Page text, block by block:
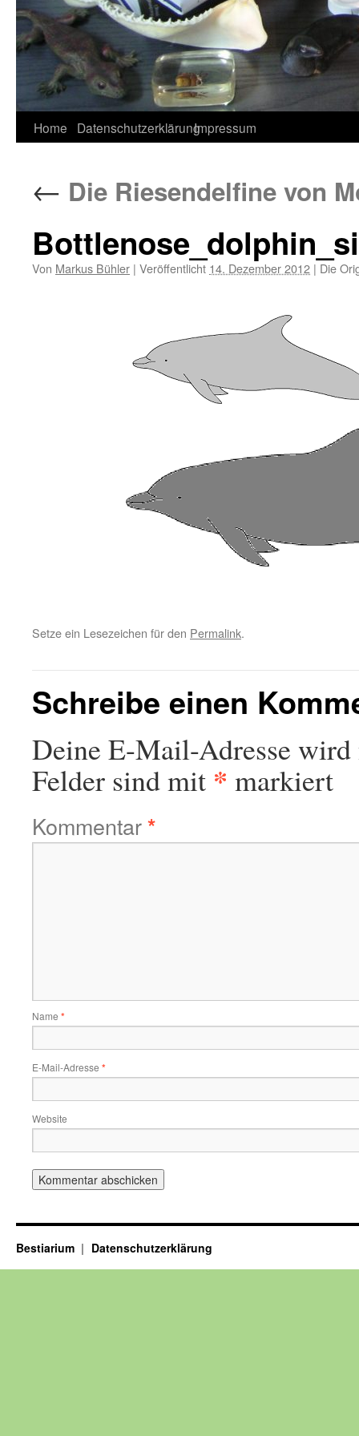
Home DatenschutzerklärungImpressum
← Die Riesendelfine von
Von Markus Bühler | Veröffentlicht 14. Dezember 2012 | Die
Setze ein Lesezeichen für den Permalink.
Schreibe einen
Deine E-Mail-Adresse
Felder sind mit * markiert
Kommentar*
Name *
E-Mail-Adresse *
Website
Bestiarium Datenschutzerklärung